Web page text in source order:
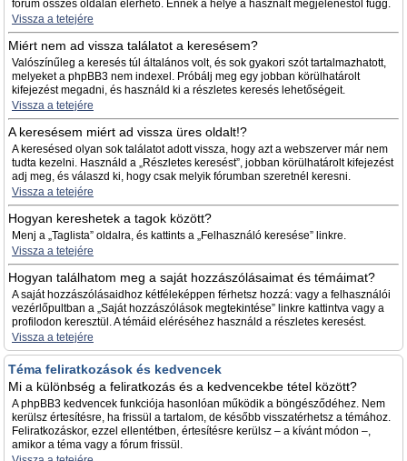
fórum összes oldalán elérhető. Ennek a helye a használt megjelenéstől függ.
Vissza a tetejére
Miért nem ad vissza találatot a keresésem?
Valószínűleg a keresés túl általános volt, és sok gyakori szót tartalmazhatott,
melyeket a phpBB3 nem indexel. Próbálj meg egy jobban körülhatárolt
kifejezést megadni, és használd ki a részletes keresés lehetőségeit.
Vissza a tetejére
A keresésem miért ad vissza üres oldalt!?
A keresésed olyan sok találatot adott vissza, hogy azt a webszerver már nem
tudta kezelni. Használd a „Részletes keresést”, jobban körülhatárolt kifejezést
adj meg, és válaszd ki, hogy csak melyik fórumban szeretnél keresni.
Vissza a tetejére
Hogyan kereshetek a tagok között?
Menj a „Taglista” oldalra, és kattints a „Felhasználó keresése” linkre.
Vissza a tetejére
Hogyan találhatom meg a saját hozzászólásaimat és témáimat?
A saját hozzászólásaidhoz kétféleképpen férhetsz hozzá: vagy a felhasználói
vezérlőpultban a „Saját hozzászólások megtekintése” linkre kattintva vagy a
profilodon keresztül. A témáid eléréséhez használd a részletes keresést.
Vissza a tetejére
Téma feliratkozások és kedvencek
Mi a különbség a feliratkozás és a kedvencekbe tétel között?
A phpBB3 kedvencek funkciója hasonlóan működik a böngésződéhez. Nem
kerülsz értesítésre, ha frissül a tartalom, de később visszatérhetsz a témához.
Feliratkozáskor, ezzel ellentétben, értesítésre kerülsz – a kívánt módon –,
amikor a téma vagy a fórum frissül.